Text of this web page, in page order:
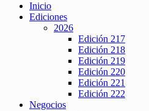
Inicio
Ediciones
2026
Edición 217
Edición 218
Edición 219
Edición 220
Edición 221
Edición 222
Negocios